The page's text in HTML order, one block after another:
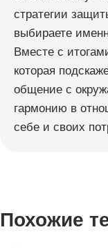
стратегии
выбираете
Вместе с
которая
общение с
гармонию в
себе и своих
Похожие